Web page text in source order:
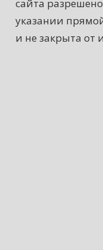
сайта
указании
и не закрыта от